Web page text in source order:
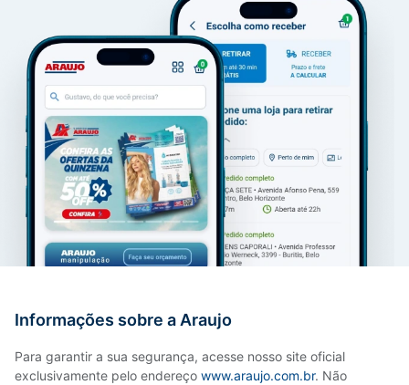
Informações sobre a Araujo
Para garantir a sua segurança, acesse nosso site oficial
exclusivamente pelo endereço www.araujo.com.br. Não